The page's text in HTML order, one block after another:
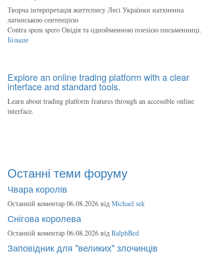
Творча інтерпретація життєпису Лесі Українки натхненна
латинською сентенцією
Contra spem spero Овідія та однойменною поезією письменниці.
Більше
Explore an online trading platform with a clear
interface and standard tools.
Learn about trading platform features through an accessible online
interface.
Останні теми форуму
Чвара королів
Останній коментар 06.08.2026 від Michael sek
Снігова королева
Останній коментар 06.08.2026 від RalphBed
Заповідник для "великих" злочинців